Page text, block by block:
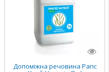
Допоміжна речовина Рапс